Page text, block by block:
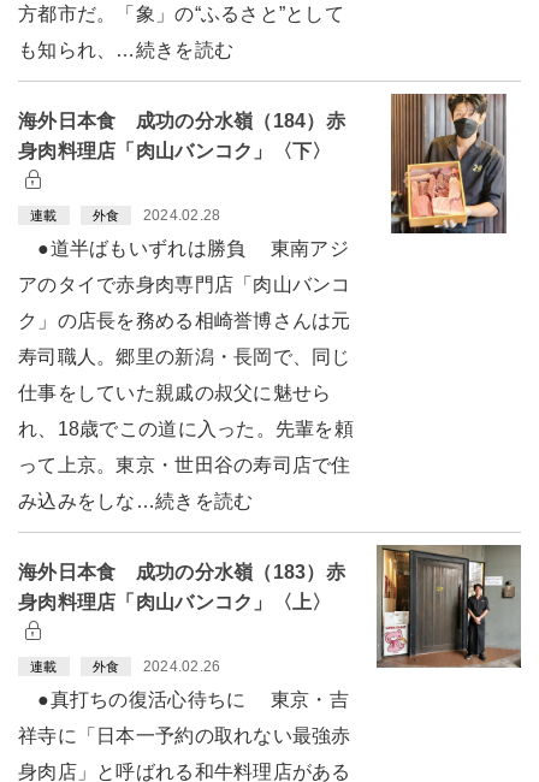
方都市だ。「象」の“ふるさと”として
も知られ、…続きを読む
海外日本食 成功の分水嶺（184）赤
身肉料理店「肉山バンコク」〈下〉
連載 外食 2024.02.28
●道半ばもいずれは勝負 東南アジ
アのタイで赤身肉専門店「肉山バンコ
ク」の店長を務める相崎誉博さんは元
寿司職人。郷里の新潟・長岡で、同じ
仕事をしていた親戚の叔父に魅せら
れ、18歳でこの道に入った。先輩を頼
って上京。東京・世田谷の寿司店で住
み込みをしな…続きを読む
海外日本食 成功の分水嶺（183）赤
身肉料理店「肉山バンコク」〈上〉
連載 外食 2024.02.26
●真打ちの復活心待ちに 東京・吉
祥寺に「日本一予約の取れない最強赤
身肉店」と呼ばれる和牛料理店がある